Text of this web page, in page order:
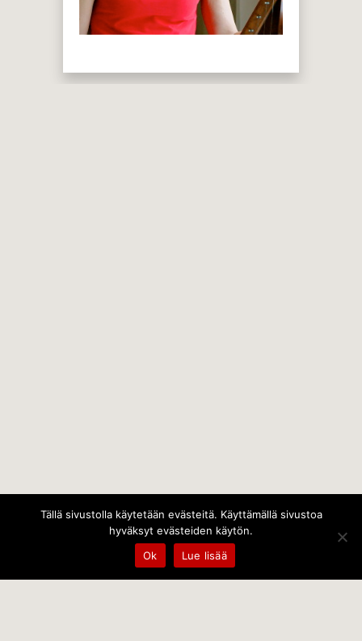
Tällä sivustolla käytetään evästeitä. Käyttämällä sivustoa
hyväksyt evästeiden käytön.
Ok
Lue lisää